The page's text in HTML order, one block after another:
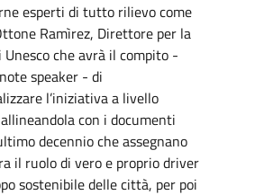
esperti di tutto rilievo come
Ramìrez, Direttore per la
che avrà il compito -
speaker - di
l’iniziativa a livello
con i documenti
decennio che assegnano
il ruolo di vero e proprio driver
sostenibile delle città, per poi